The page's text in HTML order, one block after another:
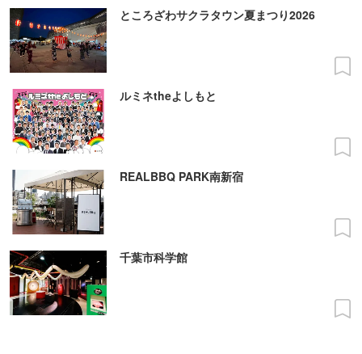
ところざわサクラタウン夏まつり2026
ルミネtheよしもと
REALBBQ PARK南新宿
千葉市科学館